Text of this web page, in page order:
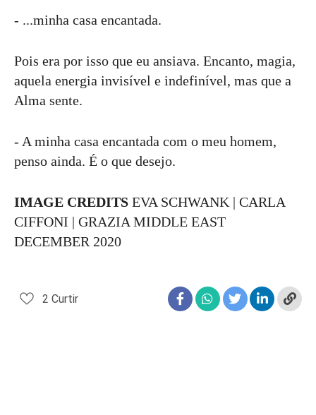
- ...minha casa encantada.
Pois era por isso que eu ansiava. Encanto, magia,
aquela energia invisível e indefinível, mas que a
Alma sente.
- A minha casa encantada com o meu homem,
penso ainda. É o que desejo.
IMAGE CREDITS EVA SCHWANK | CARLA
CIFFONI | GRAZIA MIDDLE EAST
DECEMBER 2020
2 Curtir